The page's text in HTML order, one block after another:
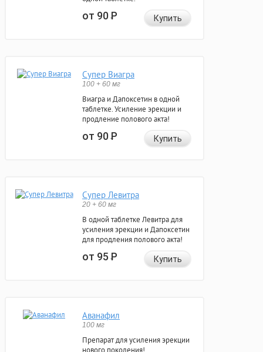
от 90Р Купить
Супер Виагра
100 + 60 мг
Виагра и Дапоксетин в одной
таблетке. Усиление эрекции и
продление полового акта!
от 90Р Купить
Супер Левитра
20 + 60 мг
В одной таблетке Левитра для
усиления эрекции и Дапоксетин
для продления полового акта!
от 95Р Купить
Аванафил
100 мг
Препарат для усиления эрекции